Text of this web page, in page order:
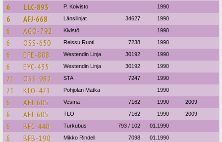
6 LLC-893 P. Koivisto 1990
6 AFJ-668 Länsilinjat 34627 1990
6 AGO-792 Kivistö 1990
6 OSS-650 Reissu Ruoti 7238 1990
6 EFE-808 Westendin Linja 30192 1990
6 EYC-435 Westendin Linja 30192 1990
71 OSS-982 STA 7247 1990
71 KLO-471 Pohjolan Matka 1990
6 AFJ-605 Vesma 7162 1990 2009
6 AFJ-605 TLO 7162 1990 2009
6 BFC-440 Turkubus 793 / 102 01.1990
6 BFB-190 Mikko Rindell 7098 01.1990